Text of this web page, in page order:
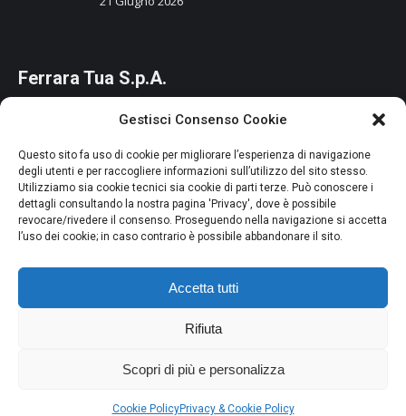
Gestisci Consenso Cookie
Questo sito fa uso di cookie per migliorare l’esperienza di navigazione
degli utenti e per raccogliere informazioni sull’utilizzo del sito stesso.
Utilizziamo sia cookie tecnici sia cookie di parti terze. Può conoscere i
dettagli consultando la nostra pagina 'Privacy', dove è possibile
revocare/rivedere il consenso. Proseguendo nella navigazione si accetta
l’uso dei cookie; in caso contrario è possibile abbandonare il sito.
Accetta tutti
Rifiuta
Scopri di più e personalizza
Cookie PolicyPrivacy & Cookie Policy
Ferrara Tua S.p.A.
Iscr CCIAA di Ferrara n. 01964880387
R.E.A. n. 214063
Società Unipersonale del Comune di Ferrara
Credits
Privacy e Cookie Policy
Segnalazioni Whistleblowing